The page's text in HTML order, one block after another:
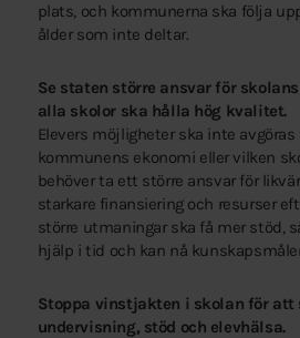
plats, och kommunerna ska följa
ålder som inte deltar.
Se staten större ansvar för
alla skolor ska hålla hög kvalitet.
Elevers möjligheter ska inte
kommunens ekonomi eller vilken
behöver ta ett större ansvar för
starkare finansiering och resurser
större utmaningar ska få mer stöd,
hjälp i tid och kan nå
Stoppa vinstjakten i skolan för att
undervisning, stöd och elevhälsa.